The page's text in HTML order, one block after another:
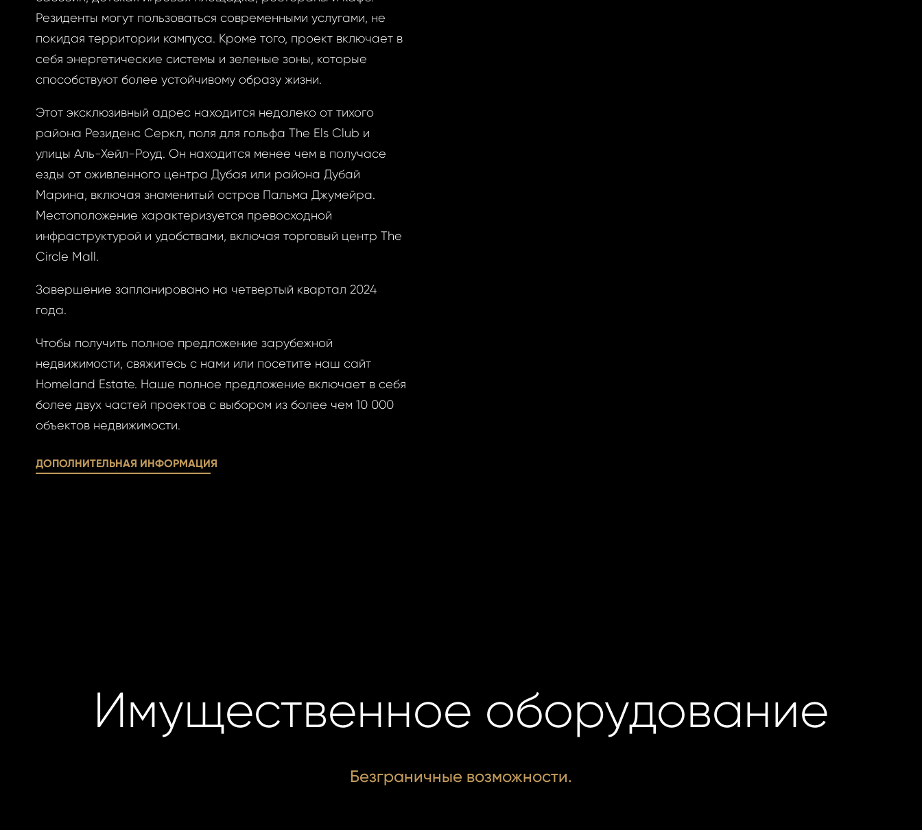
Резиденты могут пользоваться современными услугами, не
покидая территории кампуса. Кроме того, проект включает в
себя энергетические системы и зеленые зоны, которые
способствуют более устойчивому образу жизни.
Этот эксклюзивный адрес находится недалеко от тихого
района Резиденс Серкл, поля для гольфа The Els Club и
улицы Аль-Хейл-Роуд. Он находится менее чем в получасе
езды от оживленного центра Дубая или района Дубай
Марина, включая знаменитый остров Пальма Джумейра.
Местоположение характеризуется превосходной
инфраструктурой и удобствами, включая торговый центр The
Circle Mall.
Завершение запланировано на четвертый квартал 2024
года.
Чтобы получить полное предложение зарубежной
недвижимости, свяжитесь с нами или посетите наш сайт
Homeland Estate. Наше полное предложение включает в себя
более двух частей проектов с выбором из более чем 10 000
объектов недвижимости.
ДОПОЛНИТЕЛЬНАЯ ИНФОРМАЦИЯ
Имущественное оборудование
Безграничные возможности.
её сейчас
авторизации.